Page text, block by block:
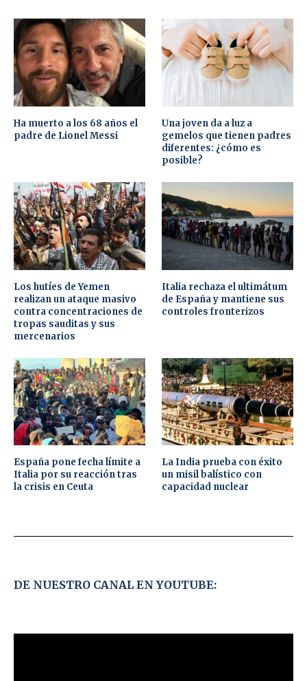
Ha muerto a los 68 años el
padre de Lionel Messi
Una joven da a luz a
gemelos que tienen padres
diferentes: ¿cómo es
posible?
Los hutíes de Yemen
realizan un ataque masivo
contra concentraciones de
tropas sauditas y sus
mercenarios
Italia rechaza el ultimátum
de España y mantiene sus
controles fronterizos
España pone fecha límite a
Italia por su reacción tras
la crisis en Ceuta
La India prueba con éxito
un misil balístico con
capacidad nuclear
DE NUESTRO CANAL EN YOUTUBE: